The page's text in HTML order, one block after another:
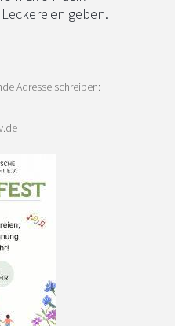
geben.
Adresse schreiben: